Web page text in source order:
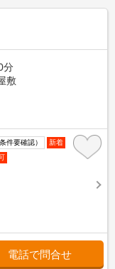
分
敷
件要確認）
新着
電話で問合せ